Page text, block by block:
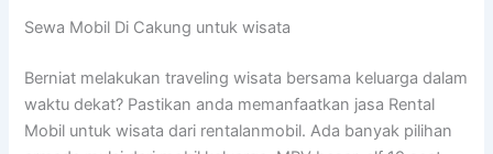
Sewa Mobil Di Cakung untuk wisata
Berniat melakukan traveling wisata bersama keluarga dalam
waktu dekat? Pastikan anda memanfaatkan jasa Rental
Mobil untuk wisata dari rentalanmobil. Ada banyak pilihan